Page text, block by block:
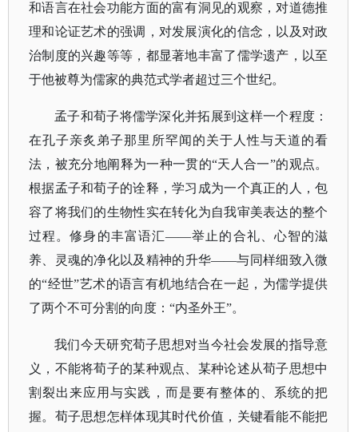
和语言在社会功能方面的富有洞见的观察，对道德推
理和论证艺术的强调，对发展演化的信念，以及对政
治制度的兴趣等等，都显著地丰富了儒学遗产，以至
于他被尊为儒家的典范式学者超过三个世纪。
孟子和荀子将儒学深化并拓展到这样一个程度：
在孔子亲炙弟子那里所罕闻的关于人性与天道的看
法，被充分地阐释为一种一贯的“天人合一”的观点。
根据孟子和荀子的诠释，学习成为一个真正的人，包
容了将我们的生物性实在转化为自我审美表达的整个
过程。修身的丰富语汇——举止的合礼、心智的滋
养、灵魂的净化以及精神的升华——与同样细致入微
的“经世”艺术的语言有机地结合在一起，为儒学提供
了两个不可分割的向度：“内圣外王”。
我们今天研究荀子思想对当今社会发展的指导意
义，不能将荀子的某种观点、某种论述从荀子思想中
割裂出来应用与实践，而是要有整体的、系统的把
握。荀子思想怎样体现其时代价值，关键看能不能把